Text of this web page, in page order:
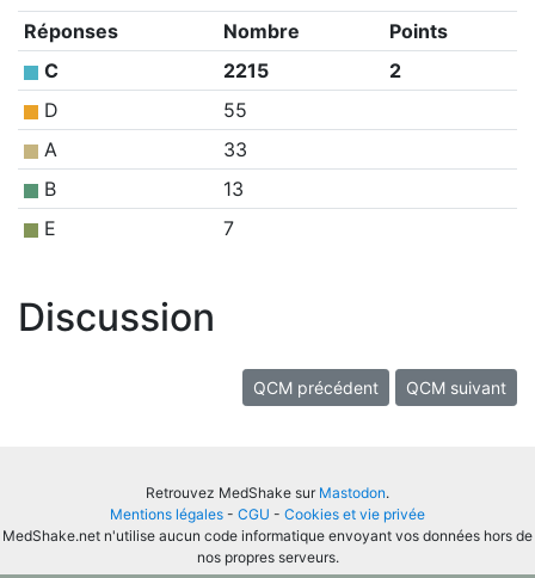
Réponses Nombre
Points
C
2215
2
D
55
A
33
B
13
E
7
Discussion
QCM précédent QCM suivant
Retrouvez MedShake sur Mastodon.
Mentions légales - CGU - Cookies et vie privée
MedShake.net n'utilise aucun code informatique envoyant vos données hors de
nos propres serveurs.